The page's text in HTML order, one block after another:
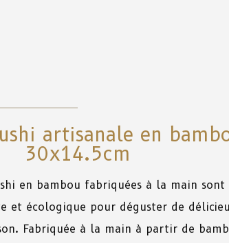
artisanale en
30x14.5cm
en bambou fabriquées à la main sont
et écologique pour déguster de
. Fabriquée à la main à partir de